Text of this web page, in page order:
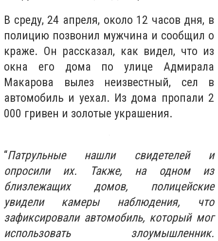
В среду, 24 апреля, около 12 часов дня, в
полицию позвонил мужчина и сообщил о
краже. Он рассказал, как видел, что из
окна его дома по улице Адмирала
Макарова вылез неизвестный, сел в
автомобиль и уехал. Из дома пропали 2
000 гривен и золотые украшения.
“Патрульные нашли свидетелей и
опросили их. Также, на одном из
близлежащих домов, полицейские
увидели камеры наблюдения, что
зафиксировали автомобиль, который мог
использовать злоумышленник.